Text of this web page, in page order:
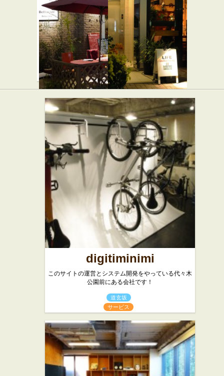
富ヶ谷店
一郵便局
Betterave
Bistro Jiro
★★☆
フレンチ
ライフ ★☆☆
イタリアン
カフェ・喫茶店
digitiminimi
このサイトの運営とシステム開発をやっている代々木
公園前にある会社です！
道玄坂
サービス